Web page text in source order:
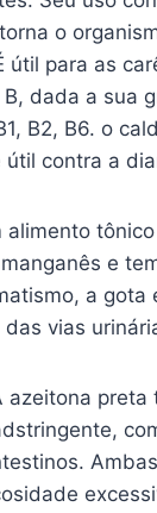
o
útil para as
dada a sua
B2, B6. o
útil contra a
alimento
e
a gota
vias
azeitona preta